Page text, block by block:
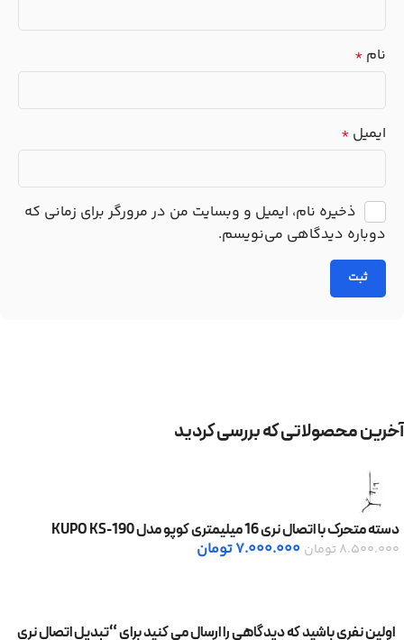
نام *
ایمیل *
ذخیره نام، ایمیل و وبسایت من در مرورگر برای زمانی که
دوباره دیدگاهی می‌نویسم.
آخرین محصولاتی که بررسی کردید
دسته متحرک با اتصال نری 16 میلیمتری کوپو مدل KUPO KS-190
8.500.000 تومان 7.000.000تومان
اولین نفری باشید که دیدگاهی را ارسال می کنید برای “تبدیل اتصال نری